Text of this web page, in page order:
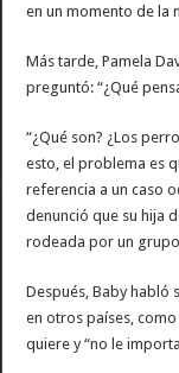
en un momento de la
Más tarde, Pamela
preguntó: “¿Qué
“¿Qué son? ¿Los
esto, el problema es
referencia a un caso
denunció que su hija
rodeada por un
Después, Baby habló
en otros países,
quiere y “no le